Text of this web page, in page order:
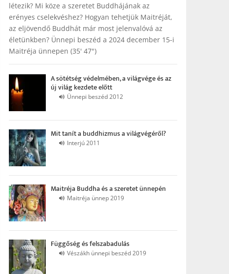
létezik? Mi köze a szeretet Buddhájának az
erényes cselekvéshez? Hogyan tehetjük Maitréját,
az eljövendő Buddhát már most jelenvalóvá az
életünkben? Ünnepi beszéd a 2024 december 15-i
Maitréja ünnepen (35' 47")
A sötétség védelmében, a világvége és az
új világ kezdete előtt
Ünnepi beszéd 2012
Mit tanít a buddhizmus a világvégéről?
Interjú 2011
Maitréja Buddha és a szeretet ünnepén
Maitréja ünnep 2019
Függőség és felszabadulás
Vészákh ünnepi beszéd 2019